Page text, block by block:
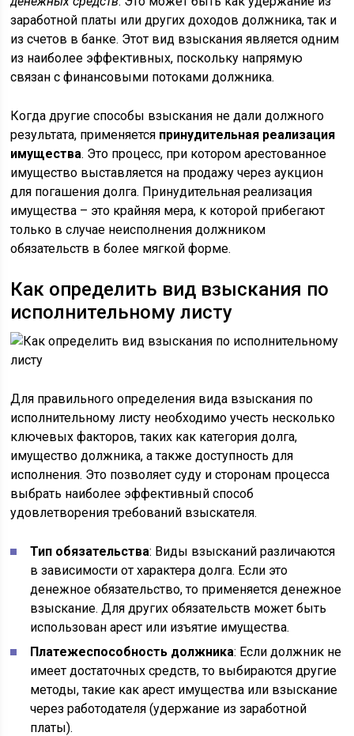
заработной платы или других доходов должника, так и
из счетов в банке. Этот вид взыскания является одним
из наиболее эффективных, поскольку напрямую
связан с финансовыми потоками должника.
Когда другие способы взыскания не дали должного
результата, применяется принудительная реализация
имущества. Это процесс, при котором арестованное
имущество выставляется на продажу через аукцион
для погашения долга. Принудительная реализация
имущества – это крайняя мера, к которой прибегают
только в случае неисполнения должником
обязательств в более мягкой форме.
Как определить вид взыскания по
исполнительному листу
Для правильного определения вида взыскания по
исполнительному листу необходимо учесть несколько
ключевых факторов, таких как категория долга,
имущество должника, а также доступность для
исполнения. Это позволяет суду и сторонам процесса
выбрать наиболее эффективный способ
удовлетворения требований взыскателя.
Тип обязательства: Виды взысканий различаются
в зависимости от характера долга. Если это
денежное обязательство, то применяется денежное
взыскание. Для других обязательств может быть
использован арест или изъятие имущества.
Платежеспособность должника: Если должник не
имеет достаточных средств, то выбираются другие
методы, такие как арест имущества или взыскание
через работодателя (удержание из заработной
платы).